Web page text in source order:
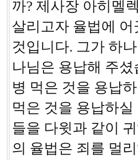
까? 제사장 아히멜
살리고자 율법에
것입니다. 그가 하
나님은 용납해 주
병 먹은 것을 용납
먹은 것을 용납하
들을 다윗과 같이
의 율법은 죄를 멀